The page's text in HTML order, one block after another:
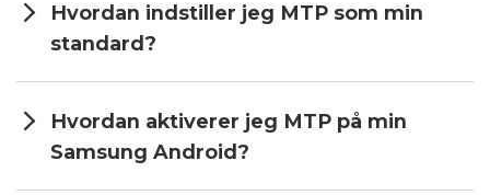
Hvordan indstiller jeg MTP som min
standard?
Hvordan aktiverer jeg MTP på min
Samsung Android?